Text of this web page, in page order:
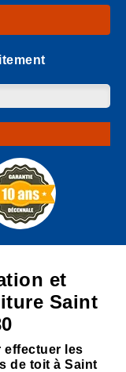
et
Saint
effectuer les
de toit à Saint